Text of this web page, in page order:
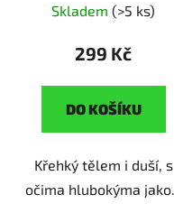
Skladem (>5 ks)
299 Kč
DO KOŠÍKU
Křehký tělem i duší, s
očima hlubokýma jako...